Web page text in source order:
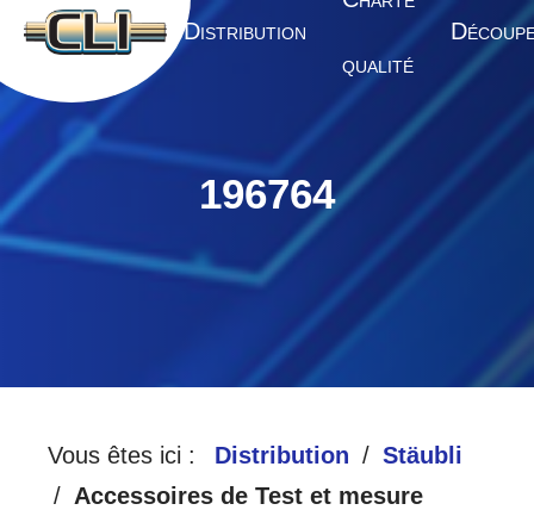
A CCUEIL DISTRIBUTION
QUALITÉ
D
196764
Vous êtes ici : Distribution
Stäubli
Accessoires de Test et mesure